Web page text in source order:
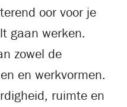
oor voor je
gaan werken.
zowel de
en werkvormen.
ruimte en